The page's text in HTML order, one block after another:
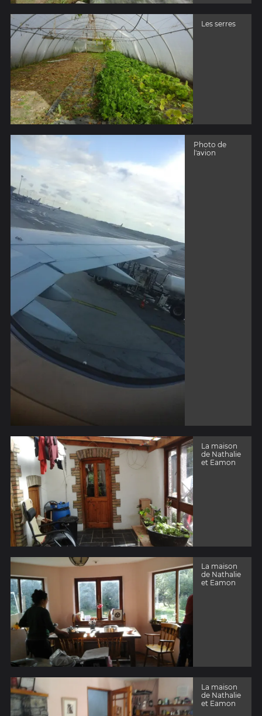
Les serres
Photo de
l'avion
La maison
de Nathalie
et Eamon
La maison
de Nathalie
et Eamon
La maison
de Nathalie
et Eamon